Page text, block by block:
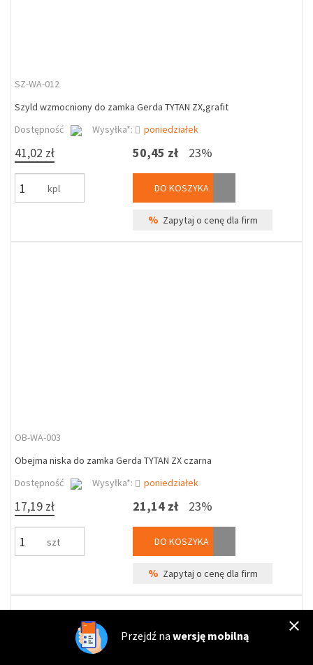
SZ-WA-012
Szyld wzmocniony do zamka Gerda TYTAN ZX,grafit
Dostępność
Wysyłka*: poniedziałek
41,02 zł
kpl
50,45 zł 23%
DO KOSZYKA
% Zapytaj o cenę dla firm
OB-WA-003
Obejma niska do zamka Gerda TYTAN ZX czarna
Dostępność
Wysyłka*: poniedziałek
17,19 zł
szt
21,14 zł 23%
DO KOSZYKA
% Zapytaj o cenę dla firm
Przejdź na wersję mobilną